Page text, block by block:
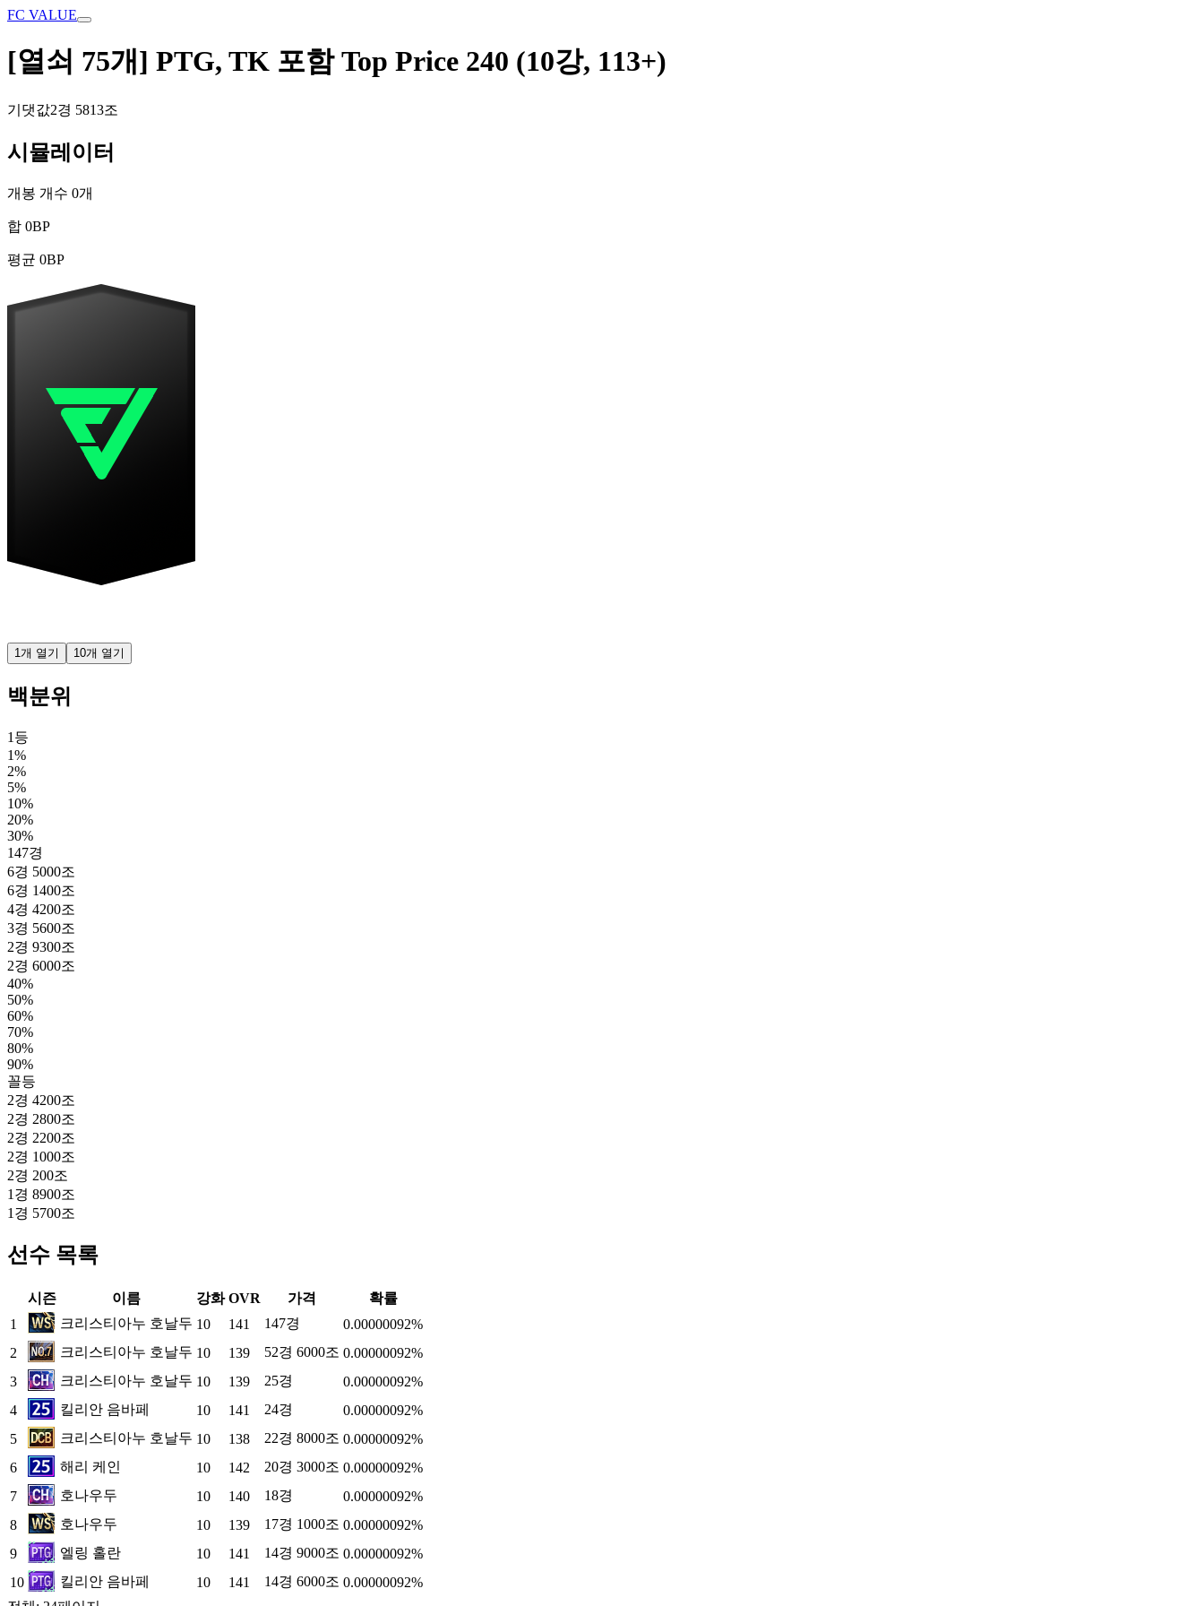
FC VALUE
[열쇠 75개] PTG, TK 포함 Top Price 240 (10강, 113+)
기댓값2경 5813조
시뮬레이터
개봉 개수 0개
합 0BP
평균 0BP
1개 열기 10개 열기
백분위
1등
1%
2%
5%
10%
20%
30%
147경
6경 5000조
6경 1400조
4경 4200조
3경 5600조
2경 9300조
2경 6000조
40%
50%
60%
70%
80%
90%
꼴등
2경 4200조
2경 2800조
2경 2200조
2경 1000조
2경 200조
1경 8900조
1경 5700조
선수 목록
시즌 이름 강화 OVR 가격
확률
1
크리스티아누 호날두 10 141 147경
0.00000092%
2
크리스티아누 호날두 10 139 52경 6000조 0.00000092%
3
크리스티아누 호날두 10 139 25경
0.00000092%
4
킬리안 음바페 10 141 24경
0.00000092%
5
크리스티아누 호날두 10 138 22경 8000조 0.00000092%
6
해리 케인 10 142 20경 3000조 0.00000092%
7
호나우두 10 140 18경
0.00000092%
8
호나우두 10 139 17경 1000조 0.00000092%
9
엘링 홀란 10 141 14경 9000조 0.00000092%
10
킬리안 음바페 10 141 14경 6000조 0.00000092%